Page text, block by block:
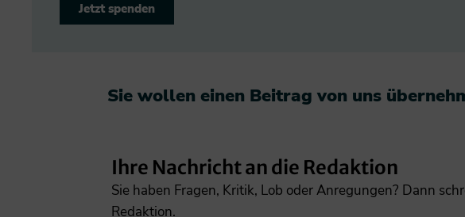
Jetzt spenden
Sie wollen einen Beitrag von uns
Ihre Nachricht an die Redaktion
Sie haben Fragen, Kritik, Lob oder Anregungen? Dann
Redaktion.